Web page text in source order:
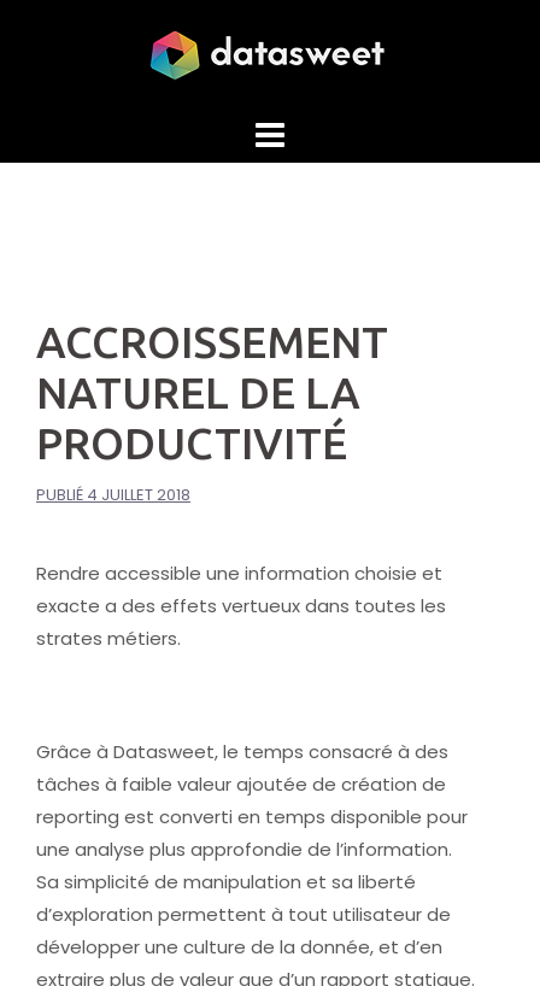
ACCROISSEMENT
NATUREL DE LA
PRODUCTIVITÉ
PUBLIÉ 4 JUILLET 2018
Rendre accessible une information choisie et
exacte a des effets vertueux dans toutes les
strates métiers.
Grâce à Datasweet, le temps consacré à des
tâches à faible valeur ajoutée de création de
reporting est converti en temps disponible pour
une analyse plus approfondie de l’information.
Sa simplicité de manipulation et sa liberté
d’exploration permettent à tout utilisateur de
développer une culture de la donnée, et d’en
extraire plus de valeur que d’un rapport statique.